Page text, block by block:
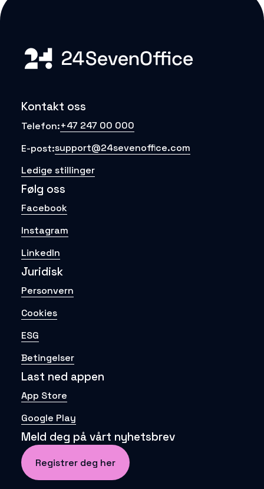
Kontakt oss
Telefon:+47 247 00 000
E-post:support@24sevenoffice.com
Ledige stillinger
Følg oss
Facebook
Instagram
LinkedIn
Juridisk
Personvern
Cookies
ESG
Betingelser
Last ned appen
App Store
Google Play
Meld deg på vårt nyhetsbrev
Registrer deg her